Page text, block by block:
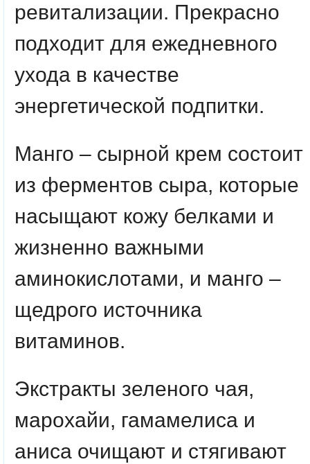
ревитализации. Прекрасно
подходит для ежедневного
ухода в качестве
энергетической подпитки.
Манго – сырной крем состоит
из ферментов сыра, которые
насыщают кожу белками и
жизненно важными
аминокислотами, и манго –
щедрого источника
витаминов.
Экстракты зеленого чая,
марохайи, гамамелиса и
аниса очищают и стягивают